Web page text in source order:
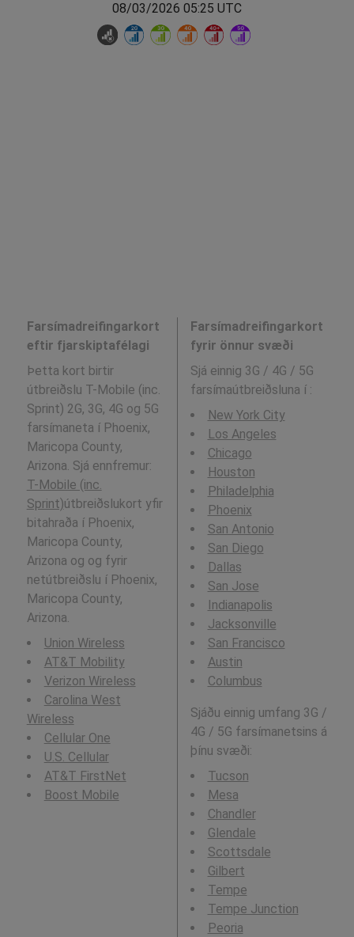
08/03/2026 05:25 UTC
Farsímadreifingarkort
eftir fjarskiptafélagi
Þetta kort birtir
útbreiðslu T-Mobile (inc.
Sprint) 2G, 3G, 4G og 5G
farsímaneta í Phoenix,
Maricopa County,
Arizona. Sjá ennfremur:
T-Mobile (inc.
Sprint)útbreiðslukort yfir
bitahraða í Phoenix,
Maricopa County,
Arizona og og fyrir
netútbreiðslu í Phoenix,
Maricopa County,
Arizona.
Union Wireless
AT&T Mobility
Verizon Wireless
Carolina West
Wireless
Cellular One
U.S. Cellular
AT&T FirstNet
Boost Mobile
Farsímadreifingarkort
fyrir önnur svæði
Sjá einnig 3G / 4G / 5G
farsímaútbreiðsluna í :
New York City
Los Angeles
Chicago
Houston
Philadelphia
Phoenix
San Antonio
San Diego
Dallas
San Jose
Indianapolis
Jacksonville
San Francisco
Austin
Columbus
Sjáðu einnig umfang 3G /
4G / 5G farsímanetsins á
þínu svæði:
Tucson
Mesa
Chandler
Glendale
Scottsdale
Gilbert
Tempe
Tempe Junction
Peoria